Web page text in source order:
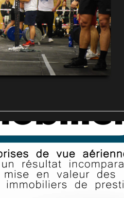
10